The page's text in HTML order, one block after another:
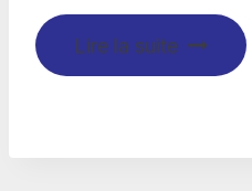
Lire la suite